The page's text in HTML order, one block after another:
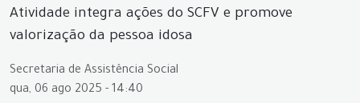
Atividade integra ações do SCFV e promove
valorização da pessoa idosa
Secretaria de Assistência Social
qua, 06 ago 2025 - 14:40